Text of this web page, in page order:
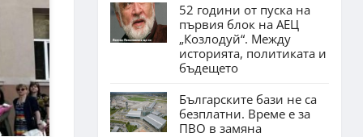
52 години от пуска на
първия блок на АЕЦ
„Козлодуй“. Между
историята, политиката и
бъдещето
Българските бази не са
безплатни. Време е за
ПВО в замяна